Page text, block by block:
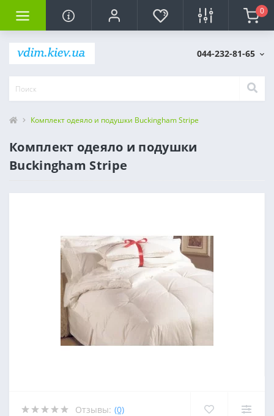
0
044-232-81-65
Комплект одеяло и подушки Buckingham Stripe
Комплект одеяло и подушки
Buckingham Stripe
Отзывы: (0)